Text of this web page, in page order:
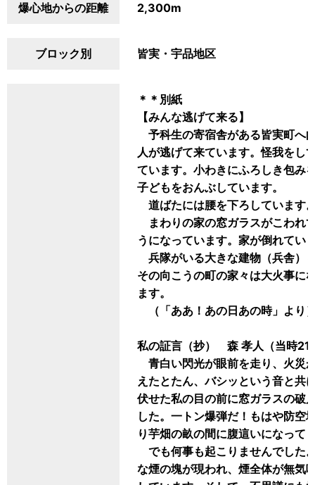
爆心地からの距離 2,300m
ブロック別 皆実・宇品地区
＊＊別紙
【みんな逃げて来る】
予科生の寄宿舎がある皆実町へ
人が逃げて来ています。怪我をし
ています。小わきにふろしき包み
子どもをおんぶしています。
道ばたには腰を下ろしています
まわりの家の窓ガラスがこわれ
うになっています。家が倒れてい
兵隊がいる大きな建物（兵舎）
その向こうの町の家々は大火事に
ます。
（「ああ！あの日あの時」より
私の証言（抄） 森 孝人（当時21
青白い閃光が眼前を走り、火災
えたとたん、バシッという音と共
伏せた私の目の前に窓ガラスの破
した。一トン爆弾だ！もはや防空
り芋畑の畝の間に腹這いになって
でも何事も起こりませんでした
な煙の塊が現われ、煙全体が無気